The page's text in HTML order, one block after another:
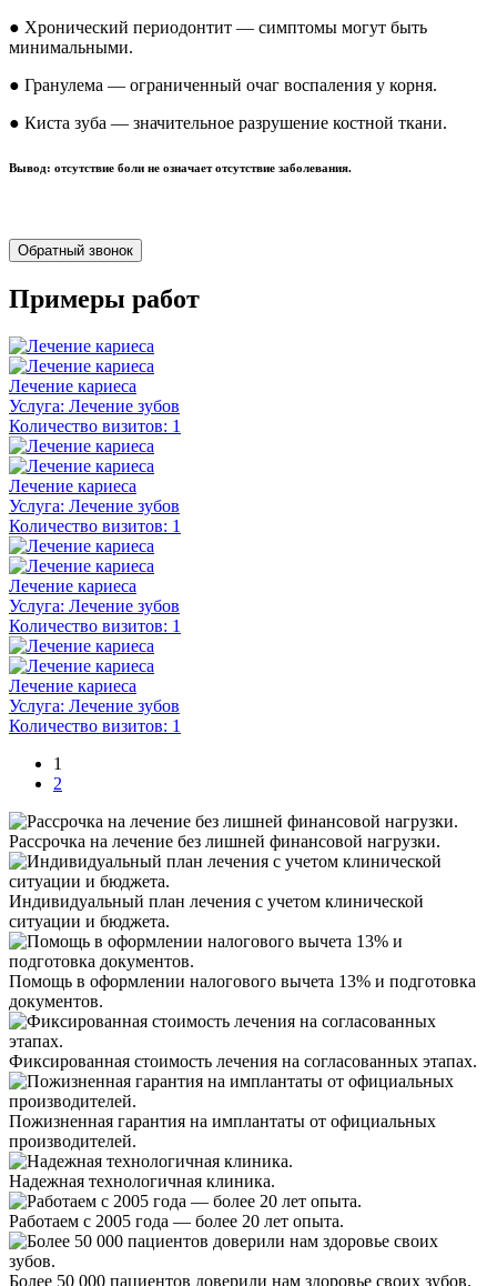
● Хронический периодонтит — симптомы могут быть
минимальными.
● Гранулема — ограниченный очаг воспаления у корня.
● Киста зуба — значительное разрушение костной ткани.
Вывод: отсутствие боли не означает отсутствие заболевания.
Обратный звонок
Примеры работ
Лечение кариеса
Услуга: Лечение зубов
Количество визитов: 1
Лечение кариеса
Услуга: Лечение зубов
Количество визитов: 1
Лечение кариеса
Услуга: Лечение зубов
Количество визитов: 1
Лечение кариеса
Услуга: Лечение зубов
Количество визитов: 1
1
2
Рассрочка на лечение без лишней финансовой нагрузки.
Индивидуальный план лечения с учетом клинической
ситуации и бюджета.
Помощь в оформлении налогового вычета 13% и подготовка
документов.
Фиксированная стоимость лечения на согласованных этапах.
Пожизненная гарантия на имплантаты от официальных
производителей.
Надежная технологичная клиника.
Работаем с 2005 года — более 20 лет опыта.
Более 50 000 пациентов доверили нам здоровье своих зубов.